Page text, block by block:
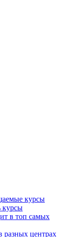
курсы
курсы
в топ самых
разных центрах